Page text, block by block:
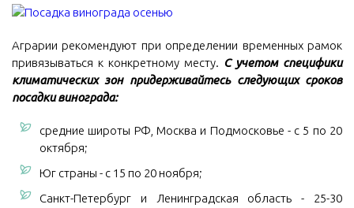
Аграрии рекомендуют при определении временных рамок
привязываться к конкретному месту. С учетом специфики
климатических зон придерживайтесь следующих сроков
посадки винограда:
средние широты РФ, Москва и Подмосковье - с 5 по 20
октября;
Юг страны - с 15 по 20 ноября;
Санкт-Петербург и Ленинградская область - 25-30